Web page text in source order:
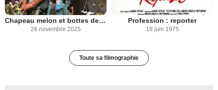
Chapeau melon et bottes de cuir (1976)
26 novembre 2025
Profession : reporter
18 juin 1975
Toute sa filmographie